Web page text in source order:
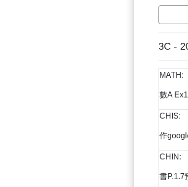
3C -
MATH:
數A
CHIS:
作
CHIN:
書P.1.7